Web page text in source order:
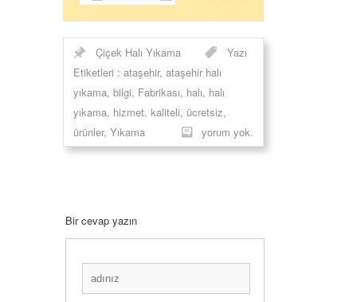
Çiçek Halı Yıkama
Yazı
Etiketleri : ataşehir, ataşehir halı
yıkama, bilgi, Fabrikası, halı, halı
yıkama, hizmet, kaliteli, ücretsiz,
ürünler, Yıkama yorum yok.
Bir cevap yazın